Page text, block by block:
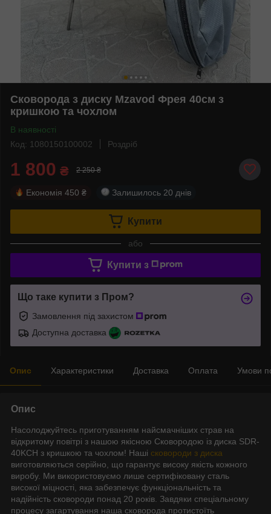
Сковорода з диску Mzavod Фрея 40см з
кришкою та чохлом
В наявності
Код: 1080150100002
Роздріб
1 800 ₴ 2 250 ₴
Економія 450 ₴ Залишилось 20 днів
Купити
або
Купити з
Що таке купити з Пром?
Замовлення під захистом
Доступна доставка
Опис Характеристики Доставка Оплата Умови
Опис
Насолоджуйтесь приготуванням найсмачніших страв на
відкритому повітрі з нашою якісною Сковородою із диска SDR-
40KCH з кришкою та чохлом! Наші сковороди з диска
виготовляються серійно, що гарантує високу якість кожного
виробу. Ми використовуємо лише сертифіковану сталь
високої міцності, яка забезпечує функціональність та
надійність сковороди понад 20 років. Завдяки спеціальному
процесу загартування наша сковорода протистоїть